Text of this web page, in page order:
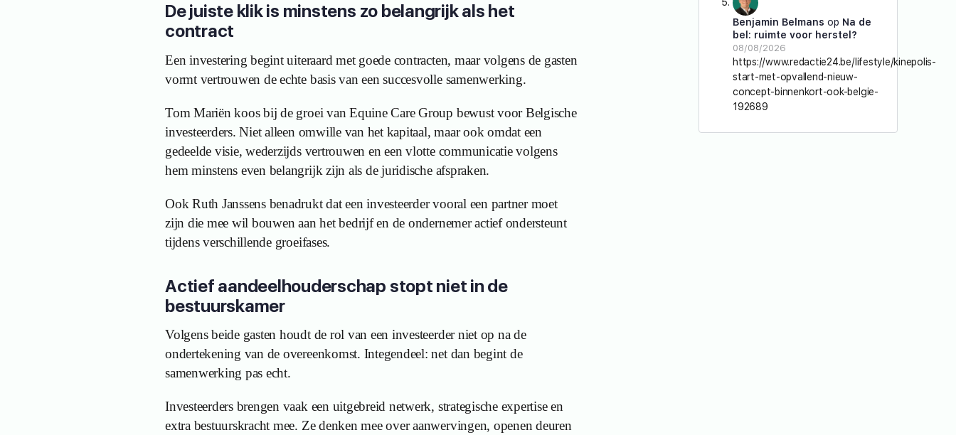
De juiste klik is minstens zo belangrijk als het
contract
Een investering begint uiteraard met goede contracten, maar volgens de gasten
vormt vertrouwen de echte basis van een succesvolle samenwerking.
Tom Mariën koos bij de groei van Equine Care Group bewust voor Belgische
investeerders. Niet alleen omwille van het kapitaal, maar ook omdat een
gedeelde visie, wederzijds vertrouwen en een vlotte communicatie volgens
hem minstens even belangrijk zijn als de juridische afspraken.
Ook Ruth Janssens benadrukt dat een investeerder vooral een partner moet
zijn die mee wil bouwen aan het bedrijf en de ondernemer actief ondersteunt
tijdens verschillende groeifases.
Actief aandeelhouderschap stopt niet in de
bestuurskamer
Volgens beide gasten houdt de rol van een investeerder niet op na de
ondertekening van de overeenkomst. Integendeel: net dan begint de
samenwerking pas echt.
Investeerders brengen vaak een uitgebreid netwerk, strategische expertise en
extra bestuurskracht mee. Ze denken mee over aanwervingen, openen deuren
Benjamin Belmans op Na de
bel: ruimte voor herstel?
08/08/2026
https://www.redactie24.be/lifestyle/kinepolis-
start-met-opvallend-nieuw-
concept-binnenkort-ook-belgie-
192689